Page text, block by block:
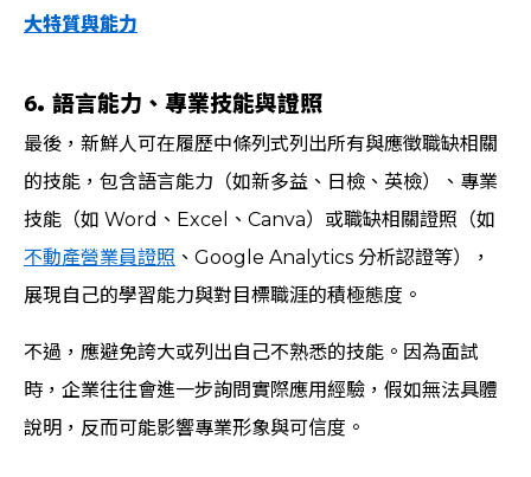
大特質與能力
6. 語言能力、專業技能與證照
最後，新鮮人可在履歷中條列式列出所有與應徵職缺相關
的技能，包含語言能力（如新多益、日檢、英檢）、專業
技能（如 Word、Excel、Canva）或職缺相關證照（如
不動產營業員證照 、Google Analytics 分析認證等），
展現自己的學習能力與對目標職涯的積極態度。
不過，應避免誇大或列出自己不熟悉的技能。因為面試
時，企業往往會進一步詢問實際應用經驗，假如無法具體
說明，反而可能影響專業形象與可信度。